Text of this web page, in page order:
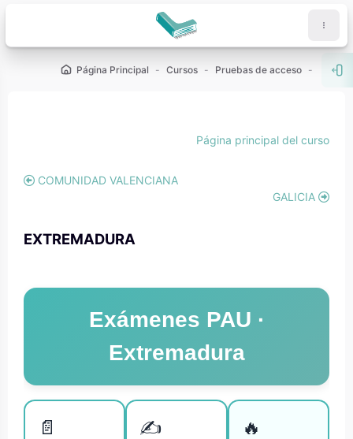
Página Principal Cursos Pruebas de acceso PAU -
Página principal del curso
COMUNIDAD VALENCIANA
GALICIA
EXTREMADURA
Exámenes PAU ·
Extremadura
📄 ✍️ 🔥